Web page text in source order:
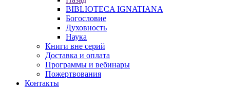
BIBLIOTECA IGNATIANA
Богословие
Духовность
Наука
Книги вне серий
Доставка и оплата
Программы и вебинары
Пожертвования
Контакты